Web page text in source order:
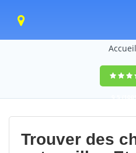
Accueil
9,5
Trouver des